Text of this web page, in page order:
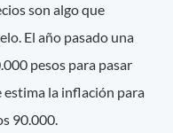
son algo que
El año pasado una
pesos para pasar
estima la inflación para
90.000.